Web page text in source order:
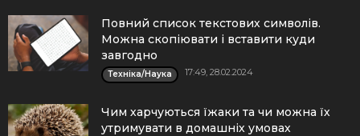
Повний список текстових символів.
Можна скопіювати і вставити куди
завгодно
Техніка/Наука 17:49, 28.02.2024
Чим харчуються їжаки та чи можна їх
утримувати в домашніх умовах